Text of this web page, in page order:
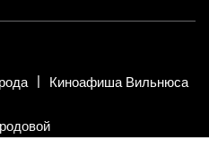
Киноафиша Вильнюса